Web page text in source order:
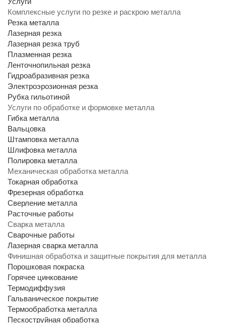
Комплексные услуги по резке и раскрою металла
Резка металла
Лазерная резка
Лазерная резка труб
Плазменная резка
Ленточнопильная резка
Гидроабразивная резка
Электроэрозионная резка
Рубка гильотиной
Услуги по обработке и формовке металла
Гибка металла
Вальцовка
Штамповка металла
Шлифовка металла
Полировка металла
Механическая обработка металла
Токарная обработка
Фрезерная обработка
Сверление металла
Расточные работы
Сварка металла
Сварочные работы
Лазерная сварка металла
Финишная обработка и защитные покрытия для металла
Порошковая покраска
Горячее цинкование
Термодиффузия
Гальваническое покрытие
Термообработка металла
Пескоструйная обработка